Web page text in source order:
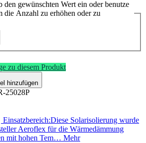
gewünschten Wert ein oder benutze
die Anzahl zu erhöhen oder zu
zu diesem Produkt
hinzufügen
25028P
Einsatzbereich:Diese Solarisolierung wurde
Aeroflex für die Wärmedämmung
mit hohen Tem… Mehr